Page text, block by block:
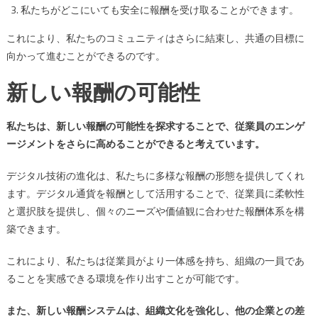
私たちがどこにいても安全に報酬を受け取ることができます。
これにより、私たちのコミュニティはさらに結束し、共通の目標に
向かって進むことができるのです。
新しい報酬の可能性
私たちは、新しい報酬の可能性を探求することで、従業員のエンゲ
ージメントをさらに高めることができると考えています。
デジタル技術の進化は、私たちに多様な報酬の形態を提供してくれ
ます。デジタル通貨を報酬として活用することで、従業員に柔軟性
と選択肢を提供し、個々のニーズや価値観に合わせた報酬体系を構
築できます。
これにより、私たちは従業員がより一体感を持ち、組織の一員であ
ることを実感できる環境を作り出すことが可能です。
また、新しい報酬システムは、組織文化を強化し、他の企業との差